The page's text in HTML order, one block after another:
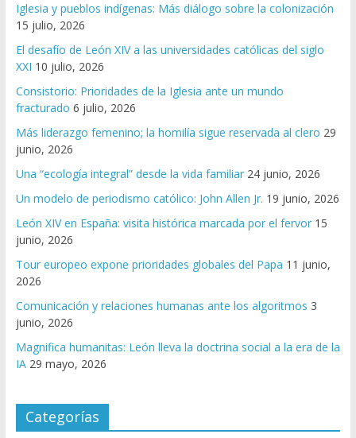
Iglesia y pueblos indígenas: Más diálogo sobre la colonización
15 julio, 2026
El desafío de León XIV a las universidades católicas del siglo
XXI 10 julio, 2026
Consistorio: Prioridades de la Iglesia ante un mundo
fracturado 6 julio, 2026
Más liderazgo femenino; la homilía sigue reservada al clero 29
junio, 2026
Una “ecología integral” desde la vida familiar 24 junio, 2026
Un modelo de periodismo católico: John Allen Jr. 19 junio, 2026
León XIV en España: visita histórica marcada por el fervor 15
junio, 2026
Tour europeo expone prioridades globales del Papa 11 junio,
2026
Comunicación y relaciones humanas ante los algoritmos 3
junio, 2026
Magnifica humanitas: León lleva la doctrina social a la era de la
IA 29 mayo, 2026
Categorías